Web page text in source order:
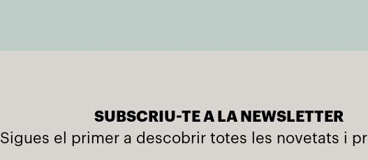
SUBSCRIU-TE A LA NEWSLETTER
Sigues el primer a descobrir totes les novetats i